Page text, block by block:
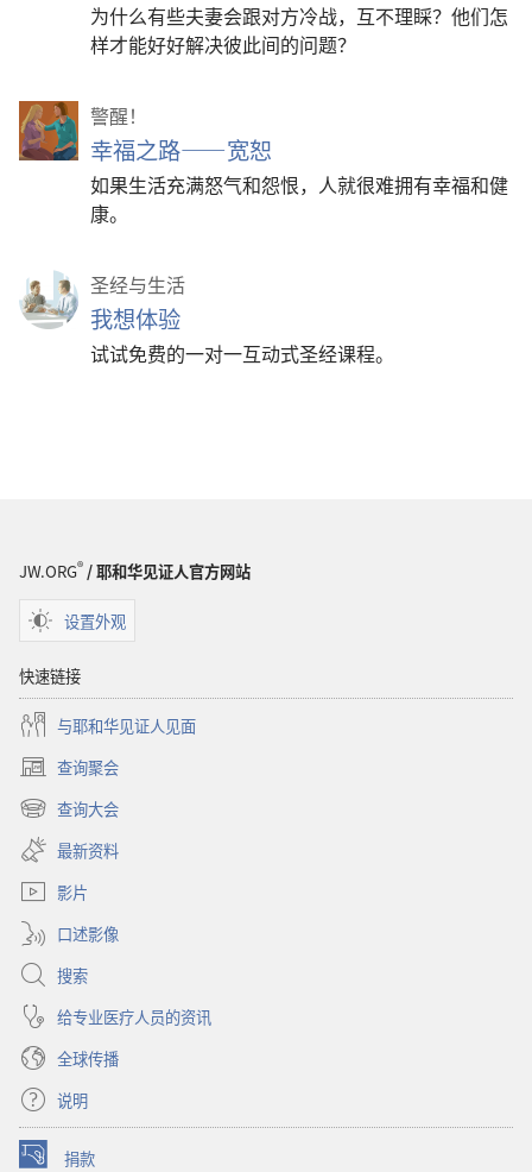
为什么有些夫妻会跟对方冷战，互不理睬？他们怎
样才能好好解决彼此间的问题？
警醒！
幸福之路——宽恕
如果生活充满怒气和怨恨，人就很难拥有幸福和健
康。
圣经与生活
我想体验
试试免费的一对一互动式圣经课程。
JW.ORG®/ 耶和华见证人官方网站
设置外观
快速链接
与耶和华见证人见面
查询聚会
（打
开
新
窗
口）
查询大会
（打
开
新
窗
最新资料
影片
口述影像
搜索
给专业医疗人员的资讯
全球传播
说明
捐款